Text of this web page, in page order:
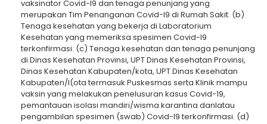
vaksinator Covid-l9 dan tenaga penunjang yang
merupakan Tim Penanganan Covid-I9 di Rumah Sakit. (b)
Tenaga kesehatan yang bekerja di Laboratorium
Kesehatan yang memeriksa spesimen Covid-l9
terkonfirmasi. (c) Tenaga kesehatan dan tenaga penunjang
di Dinas Kesehatan Provinsi, UPT Dinas Kesehatan Provinsi,
Dinas Kesehatan Kabupaten/kota, UPT Dinas Kesehatan
Kabupaten/I(ota termasuk Puskesmas serta Klinik mampu
vaksin yang melakukan penelusuran kasus Covid-19,
pemantauan isolasi mandiri/wisma karantina danlatau
pengambilan spesimen (swab) Covid-l9 terkonfirmasi. (d)